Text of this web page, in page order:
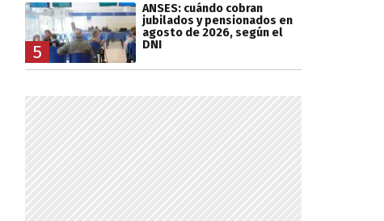
5
ANSES: cuándo cobran
jubilados y pensionados en
agosto de 2026, según el
DNI